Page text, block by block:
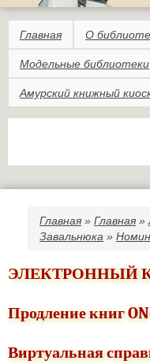
Главная О
Модельные библиотеки
Амурский книжный
Вы здесь
Главная » Главная »
Завальнюка »
ЭЛЕКТРОННЫЙ
Продление книг
Виртуальная